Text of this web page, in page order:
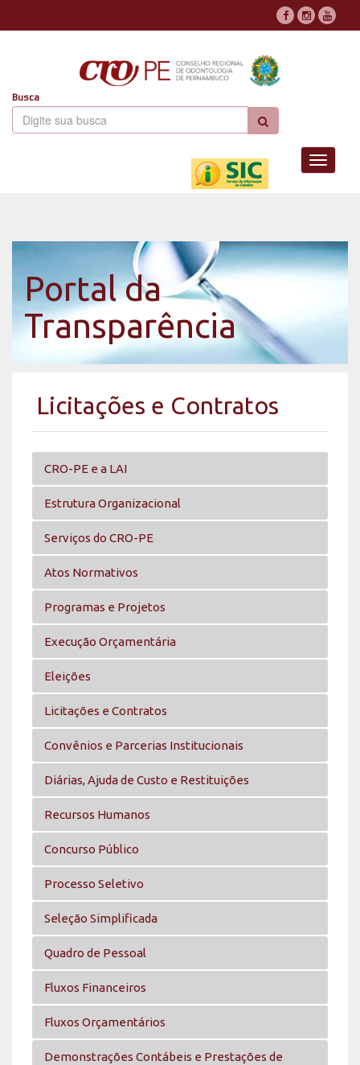
Busca
Toggle
Portal da
Transparência
Licitações e Contratos
CRO-PE e a LAI
Estrutura Organizacional
Serviços do CRO-PE
Atos Normativos
Programas e Projetos
Execução Orçamentária
Eleições
Licitações e Contratos
Convênios e Parcerias Institucionais
Diárias, Ajuda de Custo e Restituições
Recursos Humanos
Concurso Público
Processo Seletivo
Seleção Simplificada
Quadro de Pessoal
Fluxos Financeiros
Fluxos Orçamentários
Demonstrações Contábeis e Prestações de